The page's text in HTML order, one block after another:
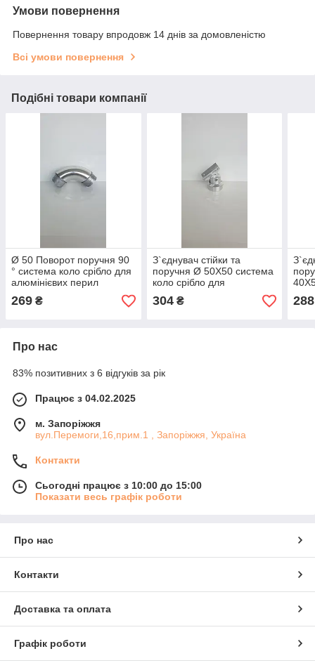
Умови повернення
Повернення товару впродовж 14 днів за домовленістю
Всі умови повернення
Подібні товари компанії
Ø 50 Поворот поручня 90
° система коло срібло для
алюмінієвих перил
269 ₴
З`єднувач стійки та
поручня Ø 50X50 система
коло срібло для
алюмінієвих перил
304₴ 288
Про нас
83% позитивних з 6 відгуків за рік
Працює з 04.02.2025
м. Запоріжжя
вул.Перемоги,16,прим.1 , Запоріжжя, Україна
Контакти
Сьогодні працює з 10:00 до 15:00
Показати весь графік роботи
Про нас
Контакти
Доставка та оплата
Графік роботи